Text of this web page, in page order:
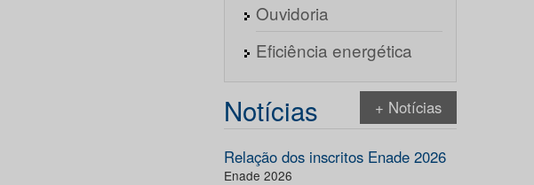
Ouvidoria
Eficiência energética
Notícias + Notícias
Relação dos inscritos Enade 2026
Enade 2026